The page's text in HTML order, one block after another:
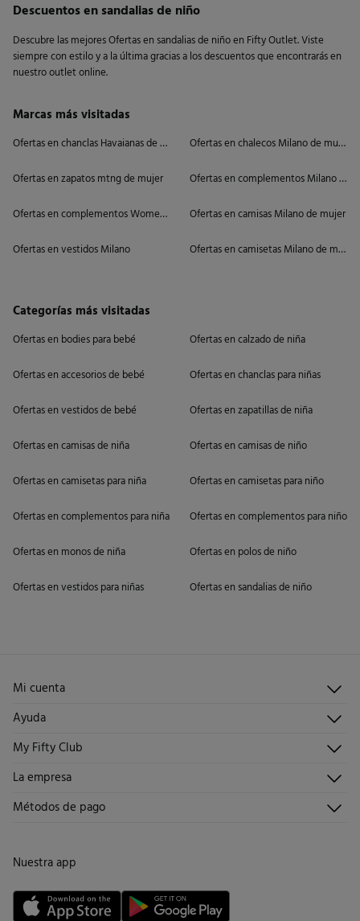
Descuentos en sandalias de niño
Descubre las mejores Ofertas en sandalias de niño en Fifty Outlet. Viste
siempre con estilo y a la última gracias a los descuentos que encontrarás en
nuestro outlet online.
Marcas más visitadas
Ofertas en chanclas Havaianas de mujer
Ofertas en zapatos mtng de mujer
Ofertas en complementos Women'secret
Ofertas en vestidos Milano
Ofertas en chalecos Milano de mujer
Ofertas en complementos Milano de
Ofertas en camisas Milano de mujer
Ofertas en camisetas Milano de mujer
Categorías más visitadas
Ofertas en bodies para bebé
Ofertas en accesorios de bebé
Ofertas en vestidos de bebé
Ofertas en camisas de niña
Ofertas en camisetas para niña
Ofertas en complementos para niña
Ofertas en monos de niña
Ofertas en vestidos para niñas
Ofertas en calzado de niña
Ofertas en chanclas para niñas
Ofertas en zapatillas de niña
Ofertas en camisas de niño
Ofertas en camisetas para niño
Ofertas en complementos para niño
Ofertas en polos de niño
Ofertas en sandalias de niño
Mi cuenta
Iniciar sesión
Registrarme
Direcciones de envío
Hazte socio
Ayuda
Atención al cliente
Envíanos un email
Preguntas frecuentes
Promociones vigentes
Condiciones tarjeta abono
Tarjeta regalo online
My Fifty Club
Descúbrelo
¡Únete!
La empresa
¿Quiénes somos?
Trabaja con nosotros
Métodos de pago
Nuestra app